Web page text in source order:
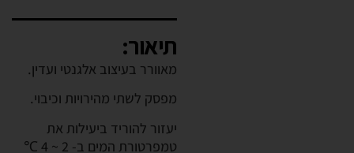
תיאור:
מאוורר בעיצוב אלגנטי ועדין.
מפסק לשתי מהירויות וכיבוי.
יעזור להוריד ביעילות את
טמפרטורת המים ב- 2 ~ 4 ℃